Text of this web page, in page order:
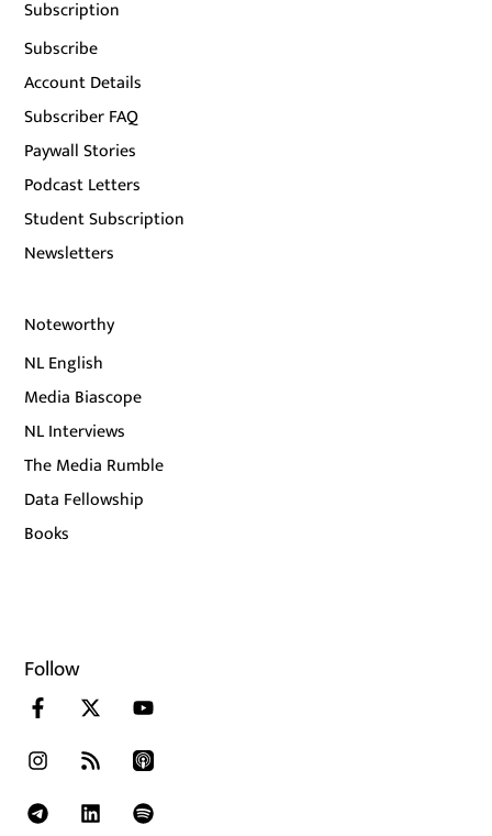
Subscription
Subscribe
Account Details
Subscriber FAQ
Paywall Stories
Podcast Letters
Student Subscription
Newsletters
Noteworthy
NL English
Media Biascope
NL Interviews
The Media Rumble
Data Fellowship
Books
Follow